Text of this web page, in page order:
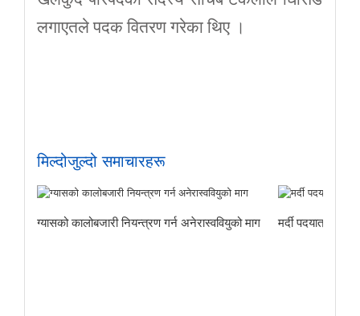
लगाएतले पदक वितरण गरेका थिए ।
मिल्दोजुल्दो समाचारहरू
ग्यासको कालोबजारी नियन्त्रण गर्न अनेरास्ववियुको माग मर्दी